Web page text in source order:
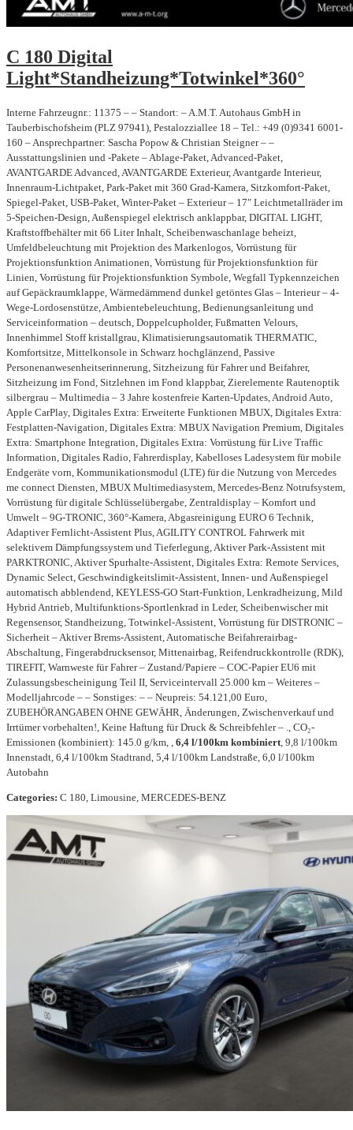
C 180 Digital
Light*Standheizung*Totwinkel*360°
Interne Fahrzeugnr.: 11375 – – Standort: – A.M.T. Autohaus GmbH in
Tauberbischofsheim (PLZ 97941), Pestalozziallee 18 – Tel.: +49 (0)9341 6001-
160 – Ansprechpartner: Sascha Popow & Christian Steigner – –
Ausstattungslinien und -Pakete – Ablage-Paket, Advanced-Paket,
AVANTGARDE Advanced, AVANTGARDE Exterieur, Avantgarde Interieur,
Innenraum-Lichtpaket, Park-Paket mit 360 Grad-Kamera, Sitzkomfort-Paket,
Spiegel-Paket, USB-Paket, Winter-Paket – Exterieur – 17″ Leichtmetallräder im
5-Speichen-Design, Außenspiegel elektrisch anklappbar, DIGITAL LIGHT,
Kraftstoffbehälter mit 66 Liter Inhalt, Scheibenwaschanlage beheizt,
Umfeldbeleuchtung mit Projektion des Markenlogos, Vorrüstung für
Projektionsfunktion Animationen, Vorrüstung für Projektionsfunktion für
Linien, Vorrüstung für Projektionsfunktion Symbole, Wegfall Typkennzeichen
auf Gepäckraumklappe, Wärmedämmend dunkel getöntes Glas – Interieur – 4-
Wege-Lordosenstütze, Ambientebeleuchtung, Bedienungsanleitung und
Serviceinformation – deutsch, Doppelcupholder, Fußmatten Velours,
Innenhimmel Stoff kristallgrau, Klimatisierungsautomatik THERMATIC,
Komfortsitze, Mittelkonsole in Schwarz hochglänzend, Passive
Personenanwesenheitserinnerung, Sitzheizung für Fahrer und Beifahrer,
Sitzheizung im Fond, Sitzlehnen im Fond klappbar, Zierelemente Rautenoptik
silbergrau – Multimedia – 3 Jahre kostenfreie Karten-Updates, Android Auto,
Apple CarPlay, Digitales Extra: Erweiterte Funktionen MBUX, Digitales Extra:
Festplatten-Navigation, Digitales Extra: MBUX Navigation Premium, Digitales
Extra: Smartphone Integration, Digitales Extra: Vorrüstung für Live Traffic
Information, Digitales Radio, Fahrerdisplay, Kabelloses Ladesystem für mobile
Endgeräte vorn, Kommunikationsmodul (LTE) für die Nutzung von Mercedes
me connect Diensten, MBUX Multimediasystem, Mercedes-Benz Notrufsystem,
Vorrüstung für digitale Schlüsselübergabe, Zentraldisplay – Komfort und
Umwelt – 9G-TRONIC, 360°-Kamera, Abgasreinigung EURO 6 Technik,
Adaptiver Fernlicht-Assistent Plus, AGILITY CONTROL Fahrwerk mit
selektivem Dämpfungssystem und Tieferlegung, Aktiver Park-Assistent mit
PARKTRONIC, Aktiver Spurhalte-Assistent, Digitales Extra: Remote Services,
Dynamic Select, Geschwindigkeitslimit-Assistent, Innen- und Außenspiegel
automatisch abblendend, KEYLESS-GO Start-Funktion, Lenkradheizung, Mild
Hybrid Antrieb, Multifunktions-Sportlenkrad in Leder, Scheibenwischer mit
Regensensor, Standheizung, Totwinkel-Assistent, Vorrüstung für DISTRONIC –
Sicherheit – Aktiver Brems-Assistent, Automatische Beifahrerairbag-
Abschaltung, Fingerabdrucksensor, Mittenairbag, Reifendruckkontrolle (RDK),
TIREFIT, Warnweste für Fahrer – Zustand/Papiere – COC-Papier EU6 mit
Zulassungsbescheinigung Teil II, Serviceintervall 25.000 km – Weiteres –
Modelljahrcode – – Sonstiges: – – Neupreis: 54.121,00 Euro,
ZUBEHÖRANGABEN OHNE GEWÄHR, Änderungen, Zwischenverkauf und
Irrtümer vorbehalten!, Keine Haftung für Druck & Schreibfehler – ., CO₂-
Emissionen (kombiniert): 145.0 g/km, , 6,4 l/100km kombiniert, 9,8 l/100km
Innenstadt, 6,4 l/100km Stadtrand, 5,4 l/100km Landstraße, 6,0 l/100km
Autobahn
Categories: C 180, Limousine, MERCEDES-BENZ